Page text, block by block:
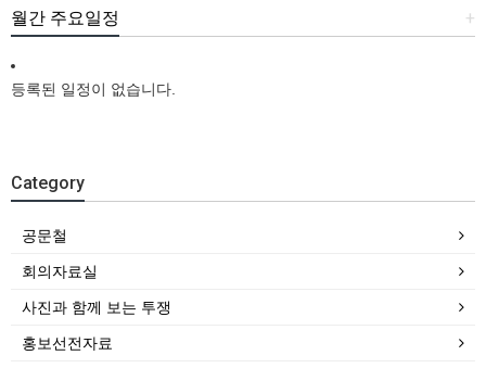
+
월간 주요일정
등록된 일정이 없습니다.
Category
공문철
회의자료실
사진과 함께 보는 투쟁
홍보선전자료